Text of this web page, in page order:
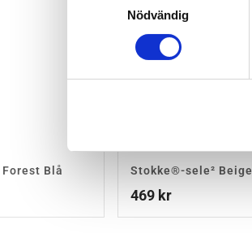
Nödvändig
Blå Stokke®-sele² Beige
469 kr